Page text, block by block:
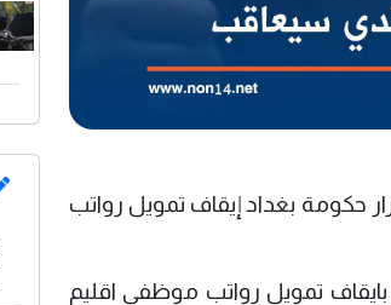
حكومة بغداد إيقاف تمويل رواتب
تمويل رواتب موظفي اقليم